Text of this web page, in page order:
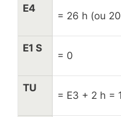
E4
= 26 h (ou
E1 S
= 0
TU
= E3 + 2 h =